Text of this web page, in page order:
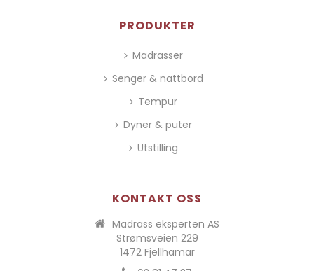
PRODUKTER
Madrasser
Senger & nattbord
Tempur
Dyner & puter
Utstilling
KONTAKT OSS
Madrass eksperten AS
Strømsveien 229
1472 Fjellhamar